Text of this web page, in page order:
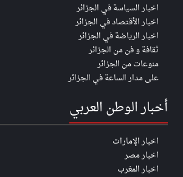
اخبار السياسة في الجزائر
اخبار الأقتصاد في الجزائر
اخبار الرياضة في الجزائر
ثقافة و فن من الجزائر
منوعات من الجزائر
على مدار الساعة في الجزائر
أخبار الوطن العربي
اخبار الإمارات
اخبار مصر
اخبار المغرب